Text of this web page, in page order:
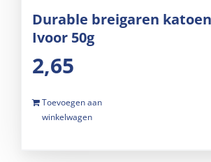
Durable breigaren
Ivoor 50g
2,65
Toevoegen aan
winkelwagen